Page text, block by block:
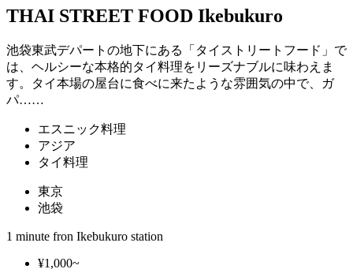
THAI STREET FOOD Ikebukuro
池袋東武デパートの地下にある「タイストリートフード」で
は、ヘルシーな本格的タイ料理をリーズナブルに味わえま
す。タイ本場の屋台に食べに来たような雰囲気の中で、ガ
パ……
エスニック料理
アジア
タイ料理
東京
池袋
1 minute fron Ikebukuro station
¥1,000~